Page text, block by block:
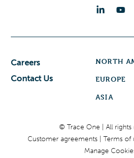
Careers
Contact Us
NORTH
EUROPE
ASIA
© Trace One | All rights
Customer agreements
Terms of
Manage